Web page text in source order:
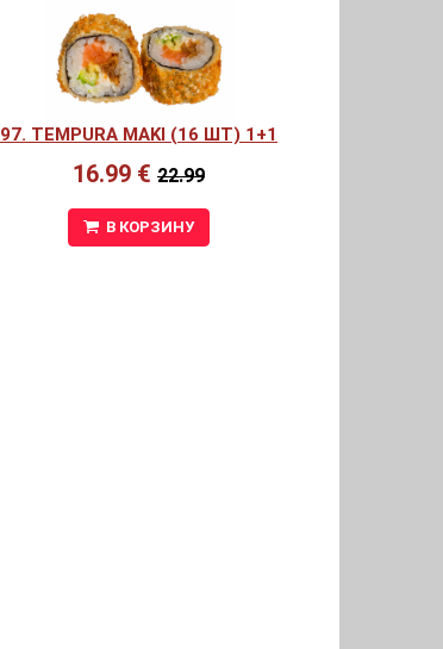
97. TEMPURA MAKI (16 ШТ) 1+1
16.99 € 22.99
В КОРЗИНУ